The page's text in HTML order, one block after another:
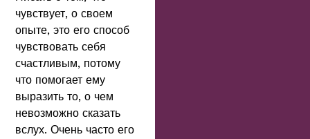
чувствует, о своем
опыте, это его способ
чувствовать себя
счастливым, потому
что помогает ему
выразить то, о чем
невозможно сказать
вслух. Очень часто его